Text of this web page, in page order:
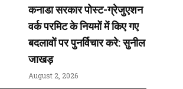
कनाडा सरकार पोस्ट-ग्रेजुएशन
वर्क परमिट के नियमों में किए गए
बदलावों पर पुनर्विचार करे: सुनील
जाखड़
August 2, 2026